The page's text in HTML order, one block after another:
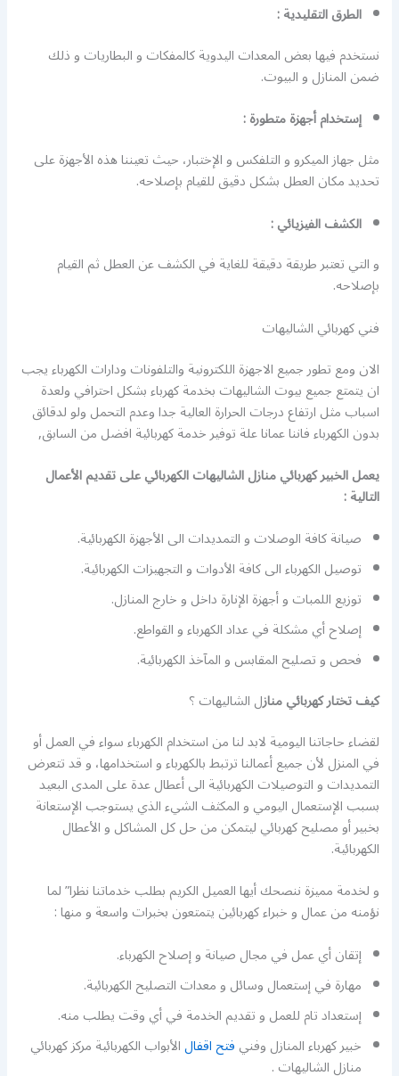
الطرق التقليدية :
نستخدم فيها بعض المعدات اليدوية كالمفكات و البطاريات و ذلك
ضمن المنازل و البيوت.
إستخدام أجهزة متطورة :
مثل جهاز الميكرو و التلفكس و الإختبار، حيث تعيننا هذه الأجهزة على
تحديد مكان العطل بشكل دقيق للقيام بإصلاحه.
الكشف الفيزيائي :
و التي تعتبر طريقة دقيقة للغاية في الكشف عن العطل ثم القيام
بإصلاحه.
فني كهربائي الشاليهات
الان ومع تطور جميع الاجهزة اللكترونية والتلفونات ودارات الكهرباء يجب
ان يتمتع جميع بيوت الشاليهات بخدمة كهرباء بشكل احترافي ولعدة
اسباب مثل ارتفاع درجات الحرارة العالية جدا وعدم التحمل ولو لدقائق
بدون الكهرباء فاننا عمانا علة توفير خدمة كهربائية افضل من السابق,
يعمل الخبير كهربائي منازل الشاليهات الكهربائي على تقديم الأعمال
التالية :
صيانة كافة الوصلات و التمديدات الى الأجهزة الكهربائية.
توصيل الكهرباء الى كافة الأدوات و التجهيزات الكهربائية.
توزيع اللمبات و أجهزة الإنارة داخل و خارج المنازل.
إصلاح أي مشكلة في عداد الكهرباء و القواطع.
فحص و تصليح المقابس و المآخذ الكهربائية.
كيف تختار كهربائيمنازل الشاليهات ؟
لقضاء حاجاتنا اليومية لابد لنا من استخدام الكهرباء سواء في العمل أو
في المنزل لأن جميع أعمالنا ترتبط بالكهرباء و استخدامها، و قد تتعرض
التمديدات و التوصيلات الكهربائية الى أعطال عدة على المدى البعيد
بسبب الإستعمال اليومي و المكثف الشيء الذي يستوجب الإستعانة
بخبير أو مصليح كهربائي ليتمكن من حل كل المشاكل و الأعطال
الكهربائية.
و لخدمة مميزة ننصحك أيها العميل الكريم بطلب خدماتنا نظرا” لما
نؤمنه من عمال و خبراء كهربائين يتمتعون بخبرات واسعة و منها :
إتقان أي عمل في مجال صيانة و إصلاح الكهرباء.
مهارة في إستعمال وسائل و معدات التصليح الكهربائية.
إستعداد تام للعمل و تقديم الخدمة في أي وقت يطلب منه.
خبير كهرباء المنازل وفنيفتح اقفالالأبواب الكهربائية مركز كهربائي
منازل الشاليهات .